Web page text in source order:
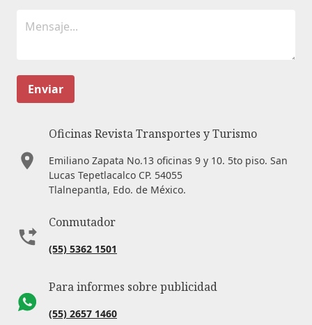
Enviar
Oficinas Revista Transportes y Turismo
Emiliano Zapata No.13 oficinas 9 y 10. 5to piso. San
Lucas Tepetlacalco CP. 54055
Tlalnepantla, Edo. de México.
Conmutador
(55) 5362 1501
Para informes sobre publicidad
(55) 2657 1460